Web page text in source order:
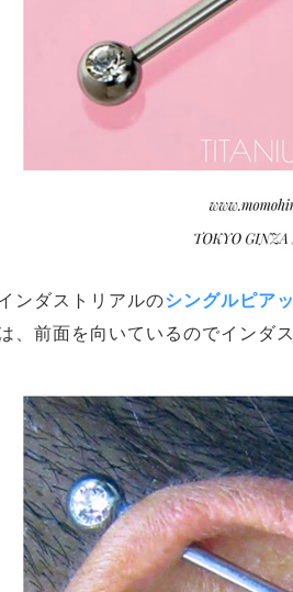
ンダストリアルのシングルピア
、前面を向いているのでインダ